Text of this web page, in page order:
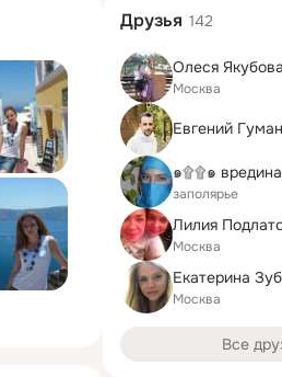
Друзья 142
Олеся Якубова
Москва
Евгений
заполярье
Лилия
Москва
Екатерина
Москва
Все